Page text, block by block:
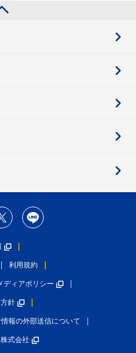
利用規約
ディアポリシー
針
報の外部送信について
式会社